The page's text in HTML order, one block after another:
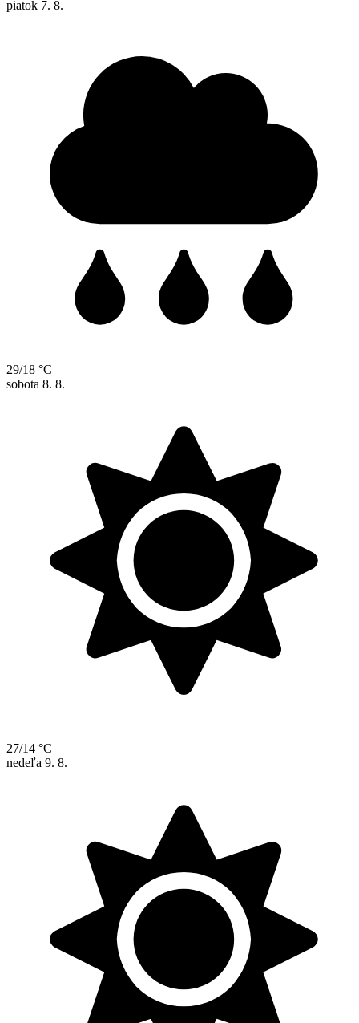
piatok 7. 8.
29/18 °C
sobota 8. 8.
27/14 °C
nedeľa 9. 8.